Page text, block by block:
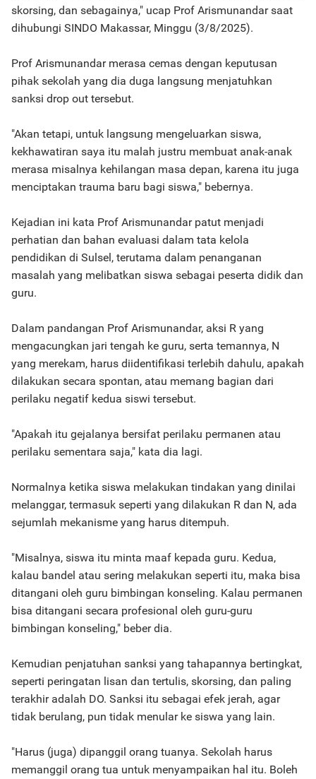
skorsing, dan sebagainya," ucap Prof Arismunandar saat
dihubungi SINDO Makassar, Minggu (3/8/2025).
Prof Arismunandar merasa cemas dengan keputusan
pihak sekolah yang dia duga langsung menjatuhkan
sanksi drop out tersebut.
"Akan tetapi, untuk langsung mengeluarkan siswa,
kekhawatiran saya itu malah justru membuat anak-anak
merasa misalnya kehilangan masa depan, karena itu juga
menciptakan trauma baru bagi siswa," bebernya.
Kejadian ini kata Prof Arismunandar patut menjadi
perhatian dan bahan evaluasi dalam tata kelola
pendidikan di Sulsel, terutama dalam penanganan
masalah yang melibatkan siswa sebagai peserta didik dan
guru.
Dalam pandangan Prof Arismunandar, aksi R yang
mengacungkan jari tengah ke guru, serta temannya, N
yang merekam, harus diidentifikasi terlebih dahulu, apakah
dilakukan secara spontan, atau memang bagian dari
perilaku negatif kedua siswi tersebut.
"Apakah itu gejalanya bersifat perilaku permanen atau
perilaku sementara saja," kata dia lagi.
Normalnya ketika siswa melakukan tindakan yang dinilai
melanggar, termasuk seperti yang dilakukan R dan N, ada
sejumlah mekanisme yang harus ditempuh.
"Misalnya, siswa itu minta maaf kepada guru. Kedua,
kalau bandel atau sering melakukan seperti itu, maka bisa
ditangani oleh guru bimbingan konseling. Kalau permanen
bisa ditangani secara profesional oleh guru-guru
bimbingan konseling," beber dia.
Kemudian penjatuhan sanksi yang tahapannya bertingkat,
seperti peringatan lisan dan tertulis, skorsing, dan paling
terakhir adalah DO. Sanksi itu sebagai efek jerah, agar
tidak berulang, pun tidak menular ke siswa yang lain.
"Harus (juga) dipanggil orang tuanya. Sekolah harus
memanggil orang tua untuk menyampaikan hal itu. Boleh